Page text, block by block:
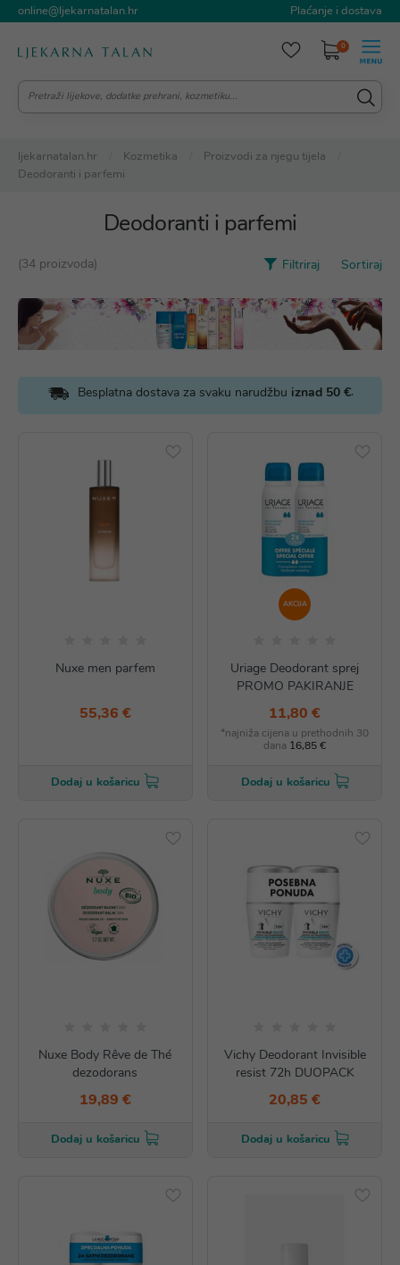
online@ljekarnatalan.hr Plaćanje i dostava
0
ljekarnatalan.hr Kozmetika
Proizvodi za njegu tijela
Deodoranti i parfemi
Deodoranti i parfemi
(34 proizvoda) Filtriraj Sortiraj
Besplatna dostava za svaku narudžbu iznad 50 €.
Nuxe men parfem
55,36 €
Dodaj u košaricu
AKCIJA
Uriage Deodorant sprej
PROMO PAKIRANJE
11,80 €
*najniža cijena u prethodnih 30
dana 16,85 €
Dodaj u košaricu
Nuxe Body Rêve de Thé
dezodorans
19,89 €
Dodaj u košaricu
Vichy Deodorant Invisible
resist 72h DUOPACK
20,85 €
Dodaj u košaricu